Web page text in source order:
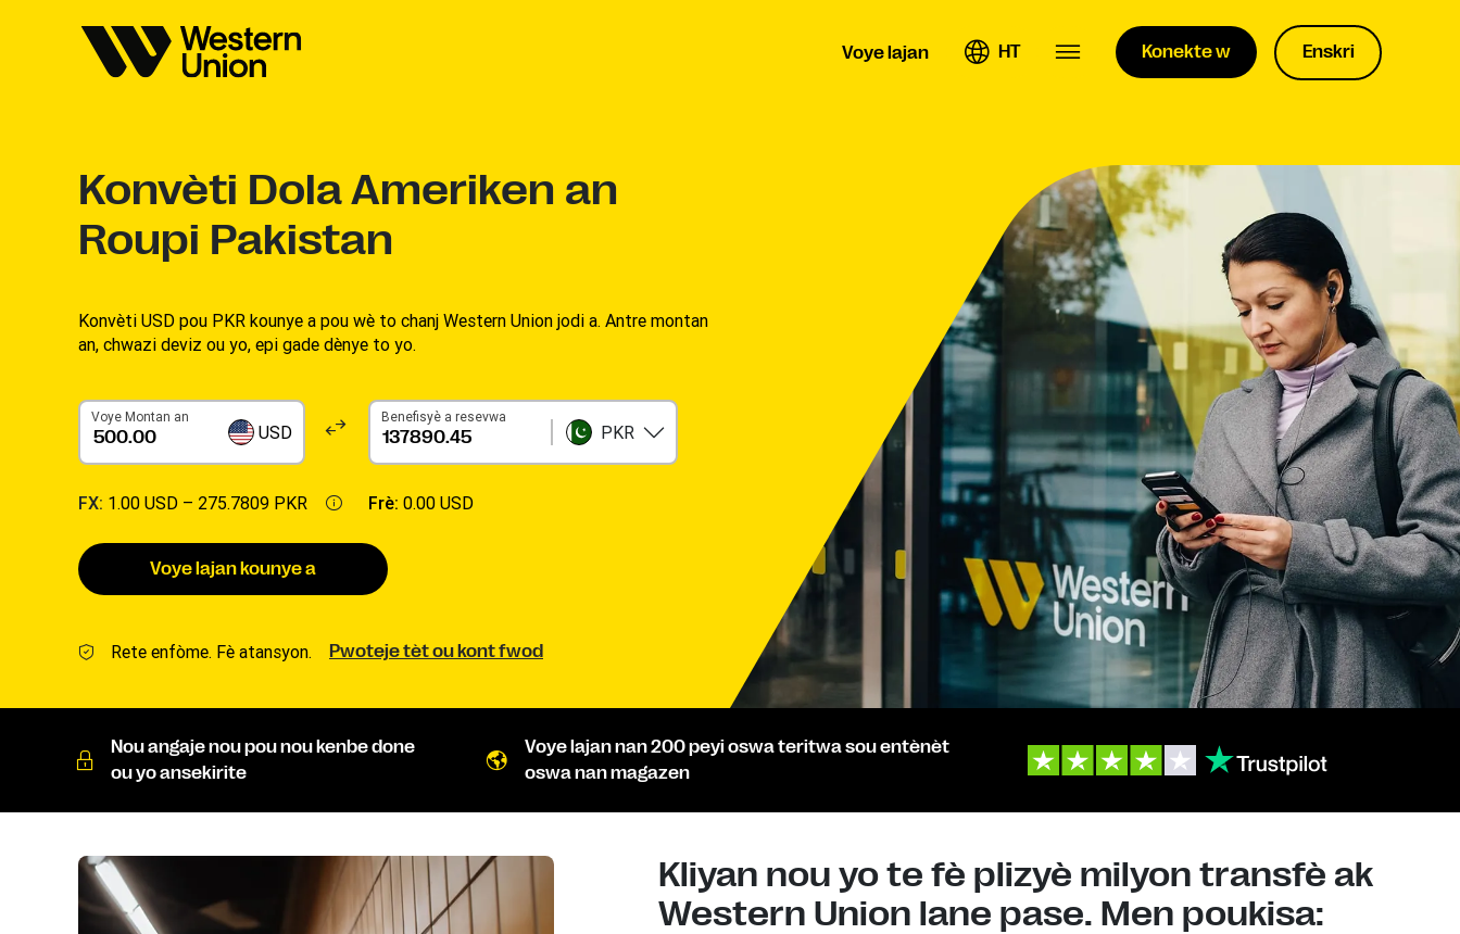
Voye lajan HT Konekte w Enskri
Konvèti Dola Ameriken an
Roupi Pakistan
Konvèti USD pou PKR kounye a pou wè to chanj Western Union jodi a. Antre montan
an, chwazi deviz ou yo, epi gade dènye to yo.
Voye Montan an
USD
Benefisyè a resevwa
PKR
FX: 1.00 USD – 275.7809 PKR Frè: 0.00 USD
Voye lajan kounye a
Rete enfòme. Fè atansyon. Pwoteje tèt ou kont fwod
Nou angaje nou pou nou kenbe done
ou yo ansekirite
Voye lajan nan 200 peyi oswa teritwa sou entènèt
oswa nan magazen
Kliyan nou yo te fè plizyè milyon transfè ak
Western Union lane pase. Men poukisa: